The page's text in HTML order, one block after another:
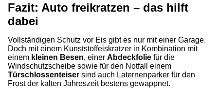
Fazit: Auto freikratzen – das hilft
dabei
Vollständigen Schutz vor Eis gibt es nur mit einer Garage.
Doch mit einem Kunststoffeiskratzer in Kombination mit
einem kleinen Besen, einer Abdeckfolie für die
Windschutzscheibe sowie für den Notfall einem
Türschlossenteiser sind auch Laternenparker für den
Frost der kalten Jahreszeit bestens gewappnet.